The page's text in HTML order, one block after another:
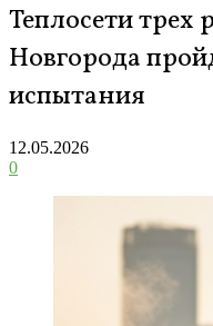
Теплосети
Новгорода
испытания
12.05.2026
0